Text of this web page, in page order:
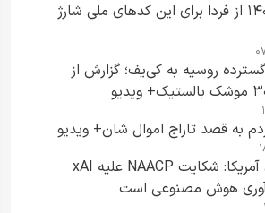
کالابرگ مرداد ۱۴۰۵ از فردا برای این کدهای ملی شارژ
روسیه به کی‌یف؛ گزارش از
به قصد تاراج اموال شان+ ویدیو
وزارت دادگستری آمریکا: شکایت NAACP علیه xAI
هوش مصنوعی است